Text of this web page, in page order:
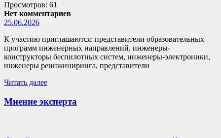
Просмотров: 61
Нет комментариев
25.06.2026
К участию приглашаются: представители образовательных
программ инженерных направлений, инженеры-
конструкторы беспилотных систем, инженеры-электроники,
инженеры реинжиниринга, представители
Читать далее
Мнение эксперта